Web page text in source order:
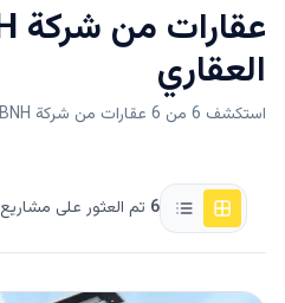
عقارات من
العقاري
استكشف 6 من 6 عقارات من شركة BNH للتطوير العقاري
6 تم العثور على مشاريع